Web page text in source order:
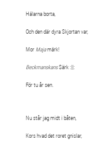
Hälarna borta,
Och den där dyra Skjortan var,
Mor Majamärk!
BeckmanskansSärk :||:
För tu år sen.
Nu står jag midt i båten,
Kors hvad det roret gnislar,